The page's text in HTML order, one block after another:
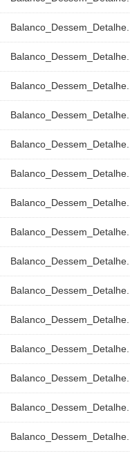
Balanco_Dessem_Detalhe...
Balanco_Dessem_Detalhe...
Balanco_Dessem_Detalhe...
Balanco_Dessem_Detalhe...
Balanco_Dessem_Detalhe...
Balanco_Dessem_Detalhe...
Balanco_Dessem_Detalhe...
Balanco_Dessem_Detalhe...
Balanco_Dessem_Detalhe...
Balanco_Dessem_Detalhe...
Balanco_Dessem_Detalhe...
Balanco_Dessem_Detalhe...
Balanco_Dessem_Detalhe...
Balanco_Dessem_Detalhe...
Balanco_Dessem_Detalhe...